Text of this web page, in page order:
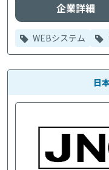
企業詳細
WEBシステム
日